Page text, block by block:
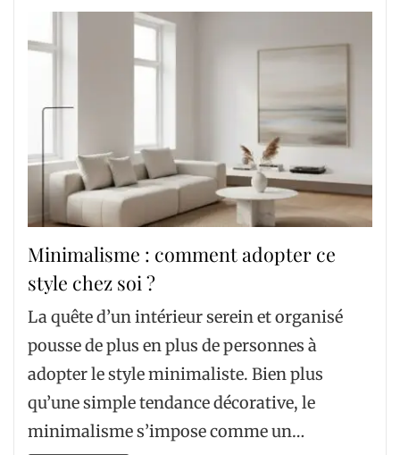
Minimalisme : comment adopter ce
style chez soi ?
La quête d’un intérieur serein et organisé
pousse de plus en plus de personnes à
adopter le style minimaliste. Bien plus
qu’une simple tendance décorative, le
minimalisme s’impose comme un…